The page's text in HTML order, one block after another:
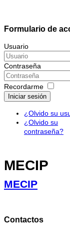
Formulario de
Usuario
Contraseña
Recordarme
Iniciar sesión
¿Olvido su
¿Olvido su
contraseña?
MECIP
MECIP
Contactos